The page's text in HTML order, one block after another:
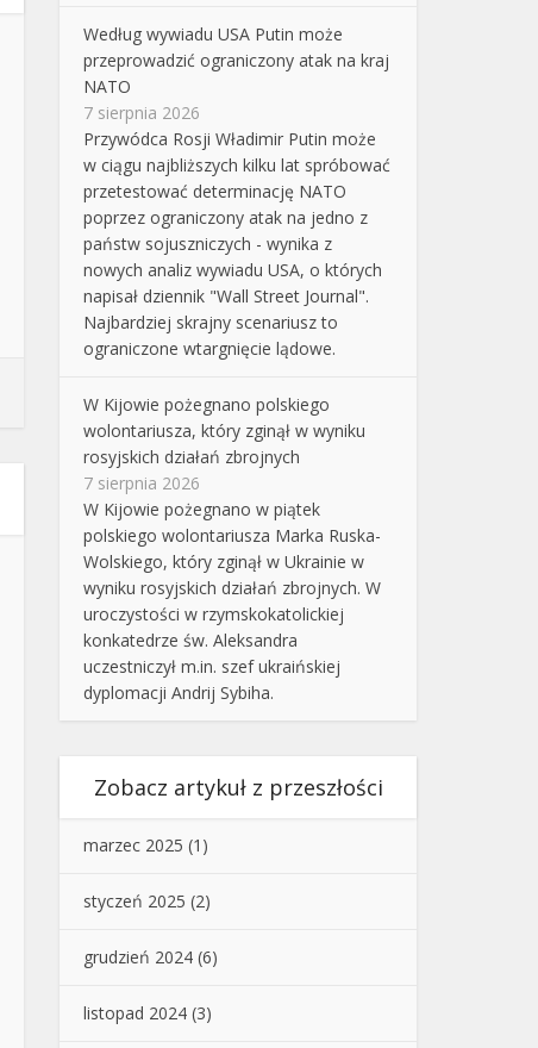
Według wywiadu USA Putin może
przeprowadzić ograniczony atak na kraj
NATO
7 sierpnia 2026
Przywódca Rosji Władimir Putin może
w ciągu najbliższych kilku lat spróbować
przetestować determinację NATO
poprzez ograniczony atak na jedno z
państw sojuszniczych - wynika z
nowych analiz wywiadu USA, o których
napisał dziennik "Wall Street Journal".
Najbardziej skrajny scenariusz to
ograniczone wtargnięcie lądowe.
W Kijowie pożegnano polskiego
wolontariusza, który zginął w wyniku
rosyjskich działań zbrojnych
7 sierpnia 2026
W Kijowie pożegnano w piątek
polskiego wolontariusza Marka Ruska-
Wolskiego, który zginął w Ukrainie w
wyniku rosyjskich działań zbrojnych. W
uroczystości w rzymskokatolickiej
konkatedrze św. Aleksandra
uczestniczył m.in. szef ukraińskiej
dyplomacji Andrij Sybiha.
Zobacz artykuł z przeszłości
marzec 2025 (1)
styczeń 2025 (2)
grudzień 2024 (6)
listopad 2024 (3)